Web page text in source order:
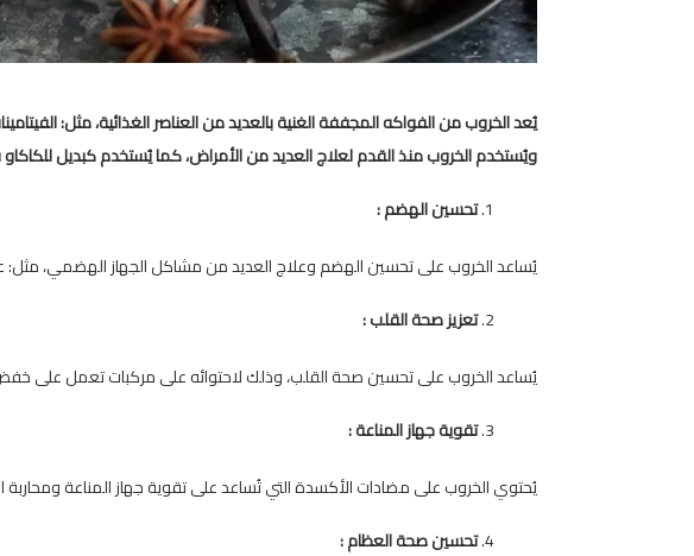
يُعد الخروب من الفواكه المجففة الغنية بالعديد من العناصر الغذائية، مثل:
ويُستخدم الخروب منذ القدم لعلاج العديد من الأمراض، كما يُستخدم كبديل
تحسين الهضم :
يُساعد الخروب على تحسين الهضم وعلاج العديد من مشاكل الجهاز الهضمي، مثل:
تعزيز صحة القلب :
يُساعد الخروب على تحسين صحة القلب، وذلك لاحتوائه على مركبات تعمل على
تقوية جهاز المناعة :
يُحتوي الخروب على مضادات الأكسدة التي تُساعد على تقوية جهاز المناعة
تحسين صحة العظام :